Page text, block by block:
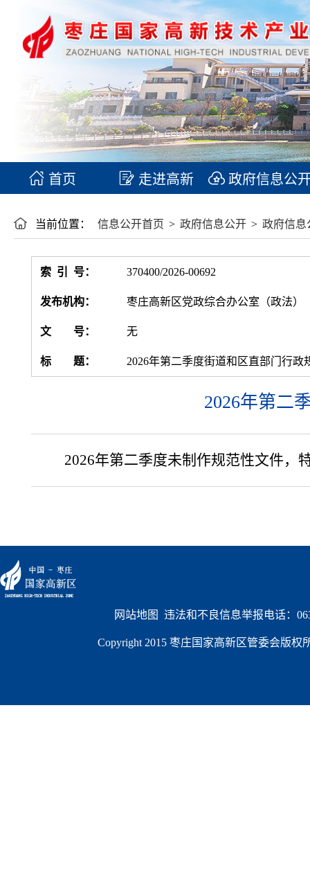
首页 走进高新 政府信息公
当前位置： 信息公开首页 > 政府信息公开 > 政府信息
索 引 号： 370400/2026-00692
发布机构： 枣庄高新区党政综合办公室（政法）
文 号： 无
标 题： 2026年第二季度街道和区直部门行政
2026年第二
2026年第二季度未制作规范性文件，
网站地图
违法和不良信息举报电话：
Copyright 2015 枣庄国家高新区管委会版权